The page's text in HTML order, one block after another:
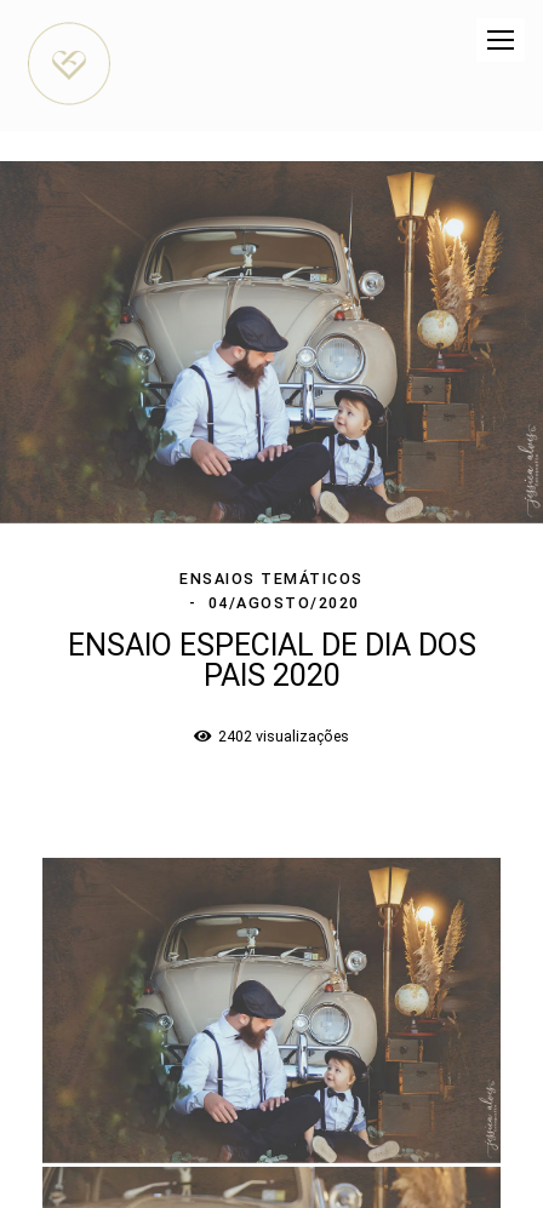
ENSAIOS TEMÁTICOS
04/AGOSTO/2020
ENSAIO ESPECIAL DE DIA DOS
PAIS 2020
2402 visualizações